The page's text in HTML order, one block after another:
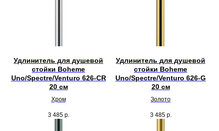
Удлинитель для душевой
стойки Boheme
Uno/Spectre/Venturo 626-CR
20 см
Хром
3 485 р.
Удлинитель для душевой
стойки Boheme
Uno/Spectre/Venturo 626-G
20 см
Золото
3 485 р.